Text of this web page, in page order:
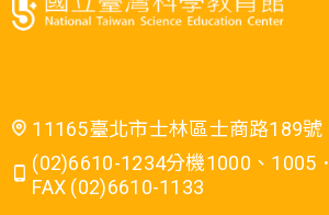
11165臺北市士林區士商路189號
(02)6610-1234分機1000、1005．
FAX (02)6610-1133